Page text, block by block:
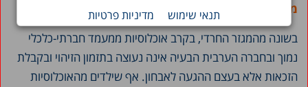
תנאי שימוש מדיניות פרטיות
ממעמד חברתי-כלכלי נמוך
בשונה מהמגזר החרדי, בקרב אוכלוסיות ממעמד חברתי-כלכלי
נמוך ובחברה הערבית הבעיה אינה נעוצה בתזמון הזיהוי ובקבלת
הזכאות אלא בעצם ההגעה לאבחון. אף שילדים מהאוכלוסיות